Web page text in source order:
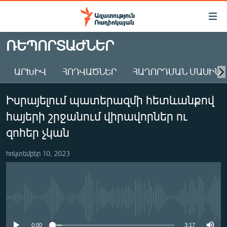
Մատչելիության
Անցնել
հիմնական
Անցնել
հիմնական
մենյուին
Որոնում
ԱԶԱՏՈՒԹՅՈՒՆ TV
ՀԱՅԱՍՏԱՆ
ԸՆՏՐՈՒԹՅՈՒՆՆԵՐ 2026
ԻՐԱՎՈՒՆՔ
ՏՆՏԵՍՈՒԹՅՈՒՆ
ՌԵՊՈՐՏԱԺՆԵՐ
ԱՐԽԻՎ ՀՈԴՎԱԾՆԵՐ ՀԱՂՈՐԴՄԱՆ ՄԱՍԻՆ
Իսրայելում պատերազմի հետևանքով
հայերի շրջանում վիրավորներ ու
զոհեր չկան
հոկտեմբեր 10, 2023
0:00 3:17